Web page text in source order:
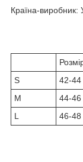
Країна-виробник:
S
42-44
M
44-46
L
46-48